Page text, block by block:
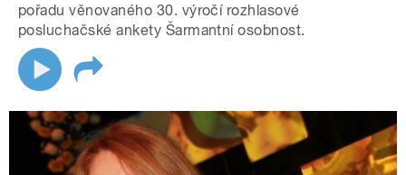
pořadu věnovaného 30. výročí rozhlasové
posluchačské ankety Šarmantní osobnost.